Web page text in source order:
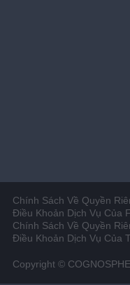
Chính Sách Về Quyền
Điều Khoản Dịch Vụ Của
Chính Sách Về Quyền
Điều Khoản Dịch Vụ Của
Copyright ©